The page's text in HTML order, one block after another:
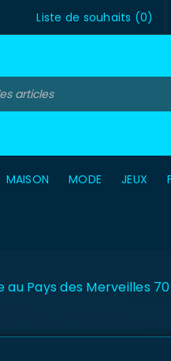
Liste de souhaits (0)
MAISON MODE JEUX
au Pays des Merveilles